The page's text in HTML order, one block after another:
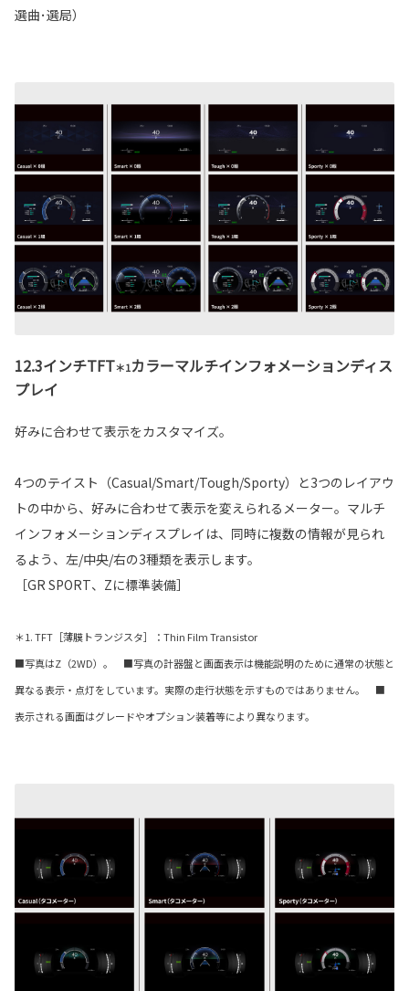
選曲･選局）
12.3インチTFT＊1カラーマルチインフォメーションディス
プレイ
好みに合わせて表示をカスタマイズ。
4つのテイスト（Casual/Smart/Tough/Sporty）と3つのレイアウ
トの中から、好みに合わせて表示を変えられるメーター。マルチ
インフォメーションディスプレイは、同時に複数の情報が見られ
るよう、左/中央/右の3種類を表示します。
［GR SPORT、Zに標準装備］
＊1. TFT［薄膜トランジスタ］：Thin Film Transistor
■写真はZ（2WD）。 ■写真の計器盤と画面表示は機能説明のために通常の状態と
異なる表示・点灯をしています。実際の走行状態を示すものではありません。 ■
表示される画面はグレードやオプション装着等により異なります。